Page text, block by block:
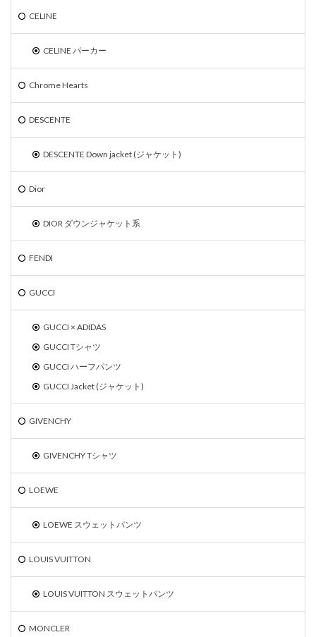
CELINE
CELINE パーカー
Chrome Hearts
DESCENTE
DESCENTE Down jacket (ジャケット)
Dior
DIOR ダウンジャケット系
FENDI
GUCCI
GUCCI × ADIDAS
GUCCI Tシャツ
GUCCI ハーフパンツ
GUCCI Jacket (ジャケット)
GIVENCHY
GIVENCHY Tシャツ
LOEWE
LOEWE スウェットパンツ
LOUIS VUITTON
LOUIS VUITTON スウェットパンツ
MONCLER